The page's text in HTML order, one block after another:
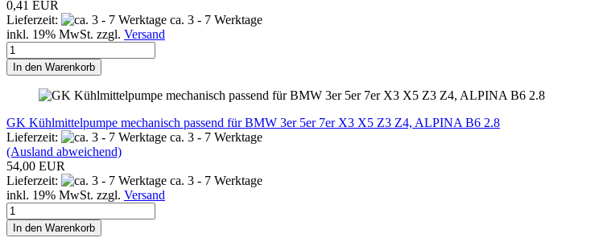
0,41 EUR
Lieferzeit:
ca. 3 - 7 Werktage
inkl. 19% MwSt. zzgl. Versand
In den Warenkorb
GK Kühlmittelpumpe mechanisch passend für BMW 3er 5er 7er X3 X5 Z3 Z4, ALPINA B6 2.8
Lieferzeit:
ca. 3 - 7 Werktage
(Ausland abweichend)
54,00 EUR
Lieferzeit:
ca. 3 - 7 Werktage
inkl. 19% MwSt. zzgl. Versand
In den Warenkorb